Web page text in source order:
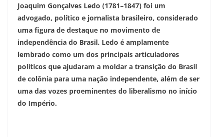
Joaquim Gonçalves Ledo (1781–1847) foi um
advogado, político e jornalista brasileiro, considerado
uma figura de destaque no movimento de
independência do Brasil. Ledo é amplamente
lembrado como um dos principais articuladores
políticos que ajudaram a moldar a transição do Brasil
de colônia para uma nação independente, além de ser
uma das vozes proeminentes do liberalismo no início
do Império.